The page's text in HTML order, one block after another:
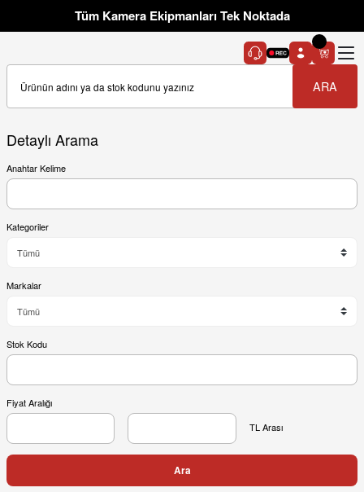
Tüm Kamera Ekipmanları Tek Noktada
ARA
Detaylı Arama
Anahtar Kelime
Kategoriler
Markalar
Stok Kodu
Fiyat Aralığı
TL Arası
Ara